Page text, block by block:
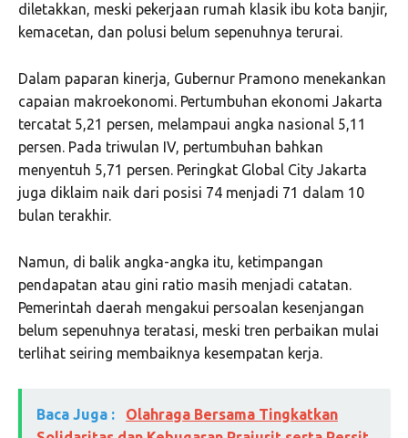
diletakkan, meski pekerjaan rumah klasik ibu kota banjir,
kemacetan, dan polusi belum sepenuhnya terurai.
Dalam paparan kinerja, Gubernur Pramono menekankan
capaian makroekonomi. Pertumbuhan ekonomi Jakarta
tercatat 5,21 persen, melampaui angka nasional 5,11
persen. Pada triwulan IV, pertumbuhan bahkan
menyentuh 5,71 persen. Peringkat Global City Jakarta
juga diklaim naik dari posisi 74 menjadi 71 dalam 10
bulan terakhir.
Namun, di balik angka-angka itu, ketimpangan
pendapatan atau gini ratio masih menjadi catatan.
Pemerintah daerah mengakui persoalan kesenjangan
belum sepenuhnya teratasi, meski tren perbaikan mulai
terlihat seiring membaiknya kesempatan kerja.
Baca Juga :
Olahraga Bersama Tingkatkan